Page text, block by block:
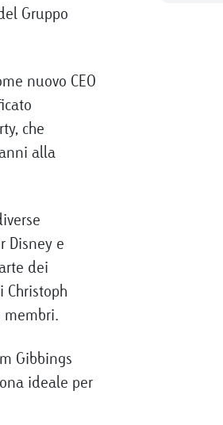
Gruppo
nuovo CEO
che
alla
Disney e
dei
membri.
Gibbings
ideale per